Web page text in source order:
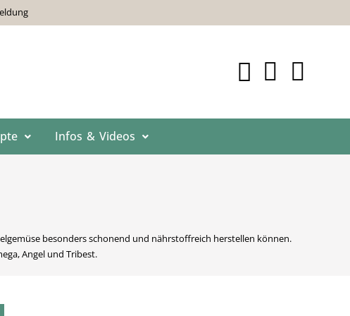
Infos & Videos
besonders schonend und nährstoffreich herstellen können.
Angel und Tribest.